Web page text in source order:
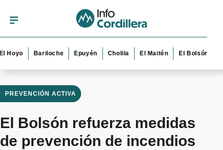
Bariloche Epuyén Cholila El Maitén El Bolsón
PREVENCIÓN ACTIVA
El Bolsón refuerza medidas
de prevención de incendios